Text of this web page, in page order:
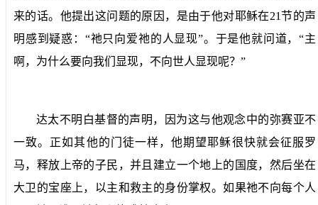
来的话。他提出这问题的原因，是由于他对耶稣在21节的声
明感到疑惑：“祂只向爱祂的人显现”。于是他就问道，“主
啊，为什么要向我们显现，不向世人显现呢？”
达太不明白基督的声明，因为这与他观念中的弥赛亚不
一致。正如其他的门徒一样，他期望耶稣很快就会征服罗
马，释放上帝的子民，并且建立一个地上的国度，然后坐在
大卫的宝座上，以主和救主的身份掌权。如果祂不向每个人